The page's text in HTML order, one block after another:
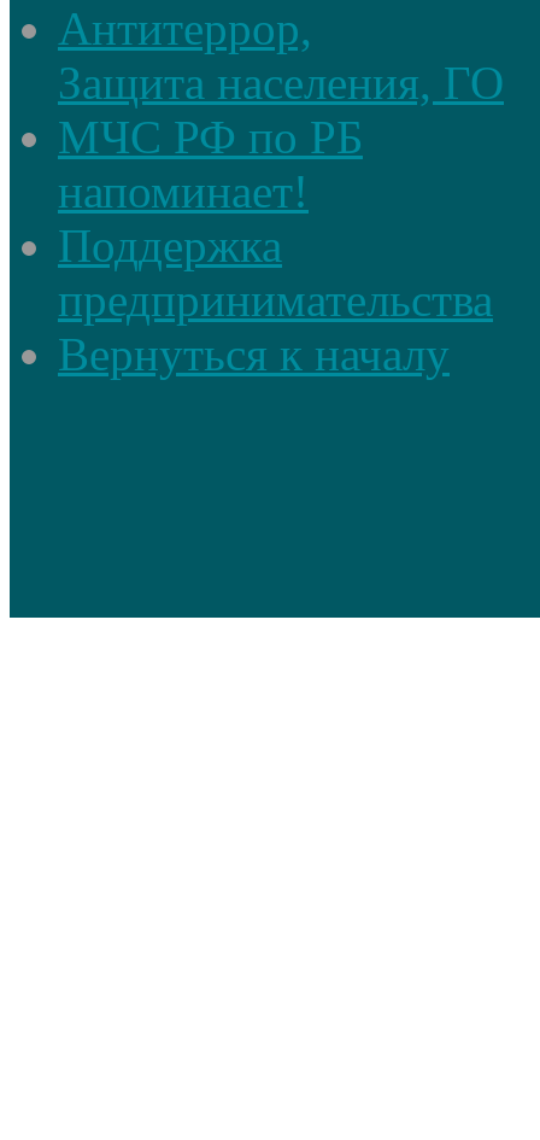
Антитеррор,
Защита населения, ГО
МЧС РФ по РБ
напоминает!
Поддержка
предпринимательства
Вернуться к началу